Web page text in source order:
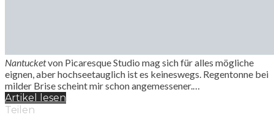
Nantucketvon Picaresque Studio mag sich für alles mögliche
eignen, aber hochseetauglich ist es keineswegs. Regentonne bei
milder Brise scheint mir schon angemessener.…
Artikel lesen
Teilen